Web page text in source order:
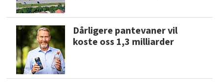
Dårligere pantevaner vil
koste oss 1,3 milliarder